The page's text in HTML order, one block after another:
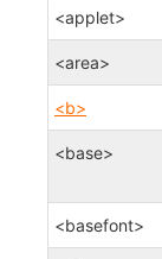
<applet>
<area>
<b>
<base>
<basefont>